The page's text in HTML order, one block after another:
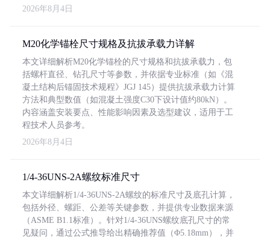
2026年8月4日
M20化学锚栓尺寸规格及抗拔承载力详解
本文详细解析M20化学锚栓的尺寸规格和抗拔承载力，包
括螺杆直径、钻孔尺寸等参数，并依据专业标准（如《混
凝土结构后锚固技术规程》JGJ 145）提供抗拔承载力计算
方法和典型数值（如混凝土强度C30下设计值约80kN）。
内容涵盖安装要点、性能影响因素及选型建议，适用于工
程技术人员参考。
2026年8月4日
1/4-36UNS-2A螺纹标准尺寸
本文详细解析1/4-36UNS-2A螺纹的标准尺寸及底孔计算，
包括外径、螺距、公差等关键参数，并提供专业数据来源
（ASME B1.1标准）。针对1/4-36UNS螺纹底孔尺寸的常
见疑问，通过公式推导给出精确推荐值（Φ5.18mm），并